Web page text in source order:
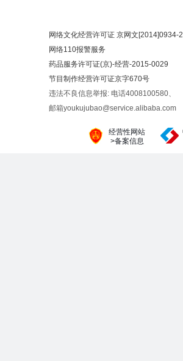
网络文化经营许可证 京网文[2014]0934-
网络110报警服务
药品服务许可证(京)-经营-2015-0029
节目制作经营许可证京字670号
违法不良信息举报: 电话4008100580、
邮箱youkujubao@service.alibaba.com
经营性网站
>备案信息